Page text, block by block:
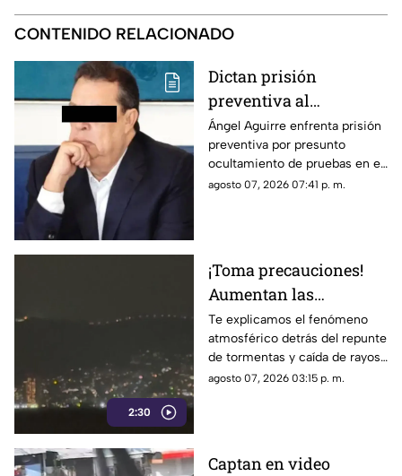
CONTENIDO RELACIONADO
Dictan prisión
preventiva al
exgobernador Ángel
Aguirre por presunto
ocultamiento de
pruebas en el caso
Ángel Aguirre enfrenta prisión
preventiva por presunto
ocultamiento de pruebas en el
caso de los 43 normalistas de
agosto 07, 2026 07:41 p. m.
2:30
¡Toma precauciones!
Aumentan las
tormentas eléctricas y
lluvias intensas en
Acapulco
Te explicamos el fenómeno
atmosférico detrás del repunte
de tormentas y caída de rayos
en el puerto.
agosto 07, 2026 03:15 p. m.
Captan en video